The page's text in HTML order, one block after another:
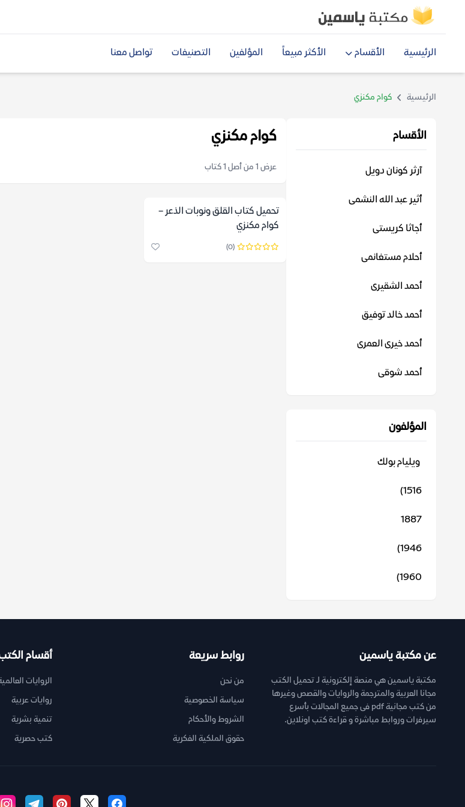
الرئيسية الأقسام الأكثر مبيعاً المؤلفين التصنيفات تواصل معنا
الرئيسية كوام مكنزي
الأقسام
آرثر كونان دويل
أثير عبد الله النشمى
أجاثا كريستى
أحلام مستغانمى
أحمد الشقيرى
أحمد خالد توفيق
أحمد خيرى العمرى
أحمد شوقى
المؤلفون
‬ ويليام بولك
1516)
1887
1946)
1960)
كوام مكنزي
عرض 1 من أصل 1 كتاب
تحميل كتاب القلق ونوبات الذعر –
كوام مكنزي
(0)
عن مكتبة ياسمين
مكتبة ياسمين هي منصة إلكترونية لـ تحميل الكتب
مجانا العربية والمترجمة والروايات والقصص وغيرها
من كتب مجانية pdf فى جميع المجالات بأسرع
سيرفرات وروابط مباشرة و قراءة كتب اونلاين.
روابط سريعة
من نحن
سياسة الخصوصية
الشروط والأحكام
حقوق الملكية الفكرية
أقسام
الروايات
روايات عربية
تنمية بشرية
كتب حصرية